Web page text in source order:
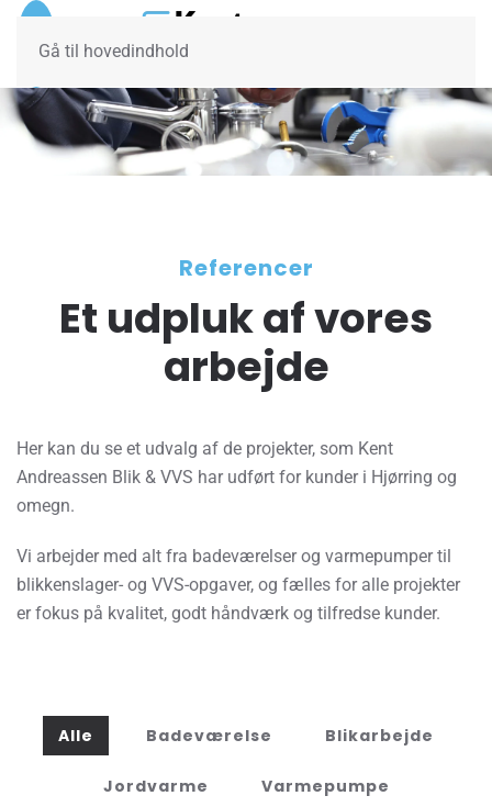
Gå til hovedindhold
Referencer
Et udpluk af vores
arbejde
Her kan du se et udvalg af de projekter, som Kent
Andreassen Blik & VVS har udført for kunder i Hjørring og
omegn.
Vi arbejder med alt fra badeværelser og varmepumper til
blikkenslager- og VVS-opgaver, og fælles for alle projekter
er fokus på kvalitet, godt håndværk og tilfredse kunder.
Alle Badeværelse Blikarbejde
Jordvarme Varmepumpe